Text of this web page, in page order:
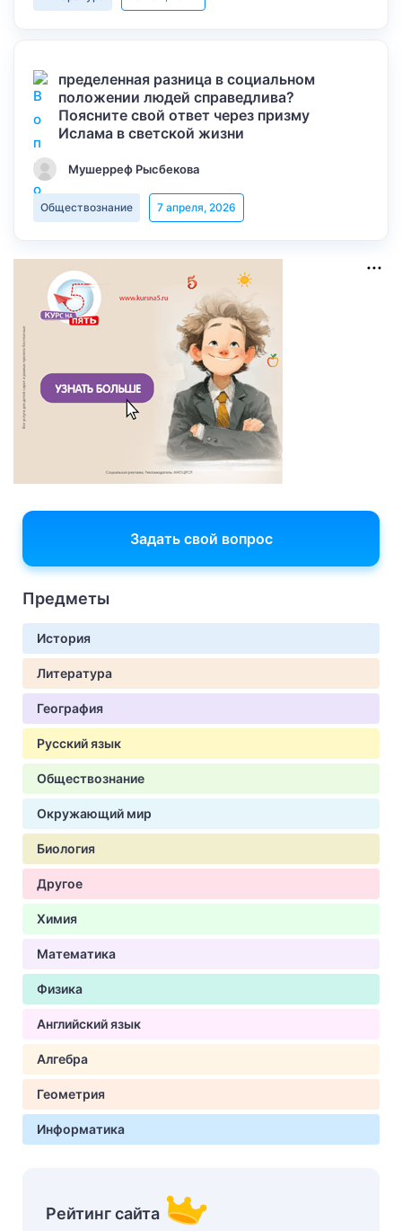
пределенная разница в социальном
положении людей справедлива?
Поясните свой ответ через призму
Ислама в светской жизни
Мушерреф Рысбекова
Обществознание 7 апреля, 2026
Задать свой вопрос
Предметы
История
Литература
География
Русский язык
Обществознание
Окружающий мир
Биология
Другое
Химия
Математика
Физика
Английский язык
Алгебра
Геометрия
Информатика
Рейтинг сайта